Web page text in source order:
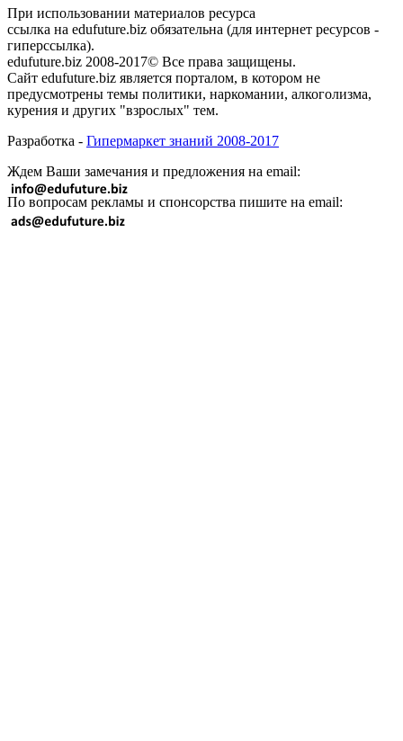
При использовании материалов ресурса
ссылка на edufuture.biz обязательна (для интернет ресурсов -
гиперссылка).
edufuture.biz 2008-2017© Все права защищены.
Сайт edufuture.biz является порталом, в котором не
предусмотрены темы политики, наркомании, алкоголизма,
курения и других "взрослых" тем.
Разработка - Гипермаркет знаний 2008-2017
Ждем Ваши замечания и предложения на email:
По вопросам рекламы и спонсорства пишите на email: